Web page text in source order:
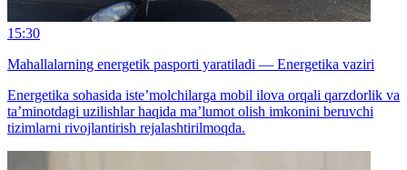
15:30
Mahallalarning energetik pasporti yaratiladi — Energetika vaziri
Energetika sohasida iste’molchilarga mobil ilova orqali qarzdorlik va
ta’minotdagi uzilishlar haqida ma’lumot olish imkonini beruvchi
tizimlarni rivojlantirish rejalashtirilmoqda.